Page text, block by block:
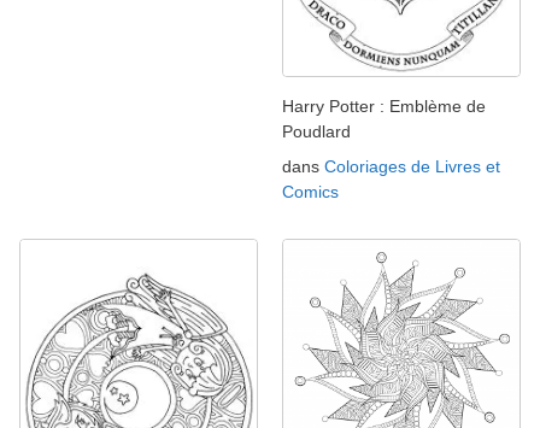
Harry Potter : Emblème de
Poudlard
dans Coloriages de Livres et
Comics